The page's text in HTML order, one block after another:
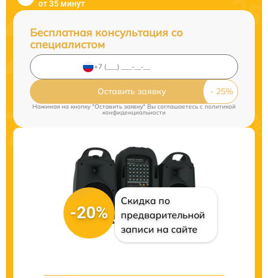
от 35 минут
Бесплатная консультация со
специалистом
Оставить заявку
Нажимая на кнопку "Оставить заявку" Вы соглашаетесь cполитикой
конфиденциальности
-20%
Скидка по
предварительной
записи на сайте